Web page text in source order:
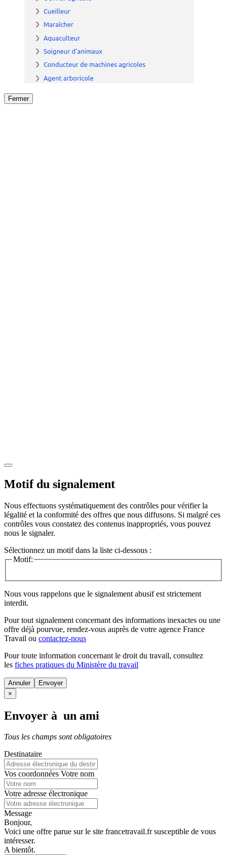
Fermer
Motif du signalement
Nous effectuons systématiquement des contrôles pour vérifier la
légalité et la conformité des offres que nous diffusons. Si malgré ces
contrôles vous constatez des contenus inappropriés, vous pouvez
nous le signaler.
Sélectionnez un motif dans la liste ci-dessous :
Motif:
Nous vous rappelons que le signalement abusif est strictement
interdit.
Pour tout signalement concernant des informations inexactes ou une
offre déjà pourvue, rendez-vous auprès de votre agence France
Travail ou contactez-nous
Pour toute information concernant le droit du travail, consultez
les fiches pratiques du Ministère du travail
Annuler
×
Envoyer à un ami
Tous les champs sont obligatoires
Destinataire
Vos coordonnées Votre nom
Votre adresse électronique
Message
Bonjour,
Voici une offre parue sur le site francetravail.fr susceptible de vous
intéresser.
A bientôt.